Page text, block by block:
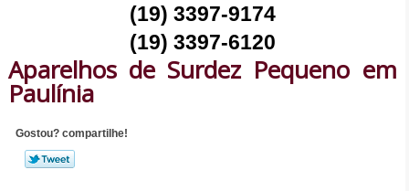
(19) 3397-9174
(19) 3397-6120
Aparelhos de Surdez Pequeno em
Paulínia
Gostou? compartilhe!